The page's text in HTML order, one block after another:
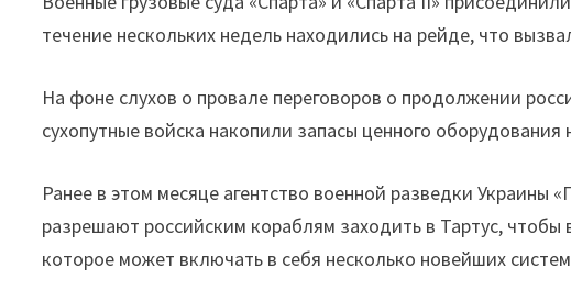
течение нескольких недель находились на рейде, что
На фоне слухов о провале переговоров о продолжении
сухопутные войска накопили запасы ценного оборудования
Ранее в этом месяце агентство военной разведки Украины
разрешают российским кораблям заходить в Тартус, чтобы
которое может включать в себя несколько новейших